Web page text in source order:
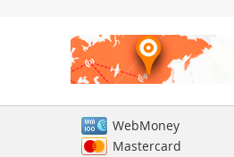
WebMoney
Mastercard